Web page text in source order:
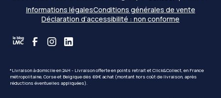
Informations légalesConditions générales de vente
Déclaration d’accessibilité : non conforme
*Livraison à domicile en 24H - Livraison offerte en points retrait et Click&Collect, en France
métropolitaine, Corse et Belgique dès 69€ achat (montant hors coût de livraison, après
réductions éventuelles appliquées).